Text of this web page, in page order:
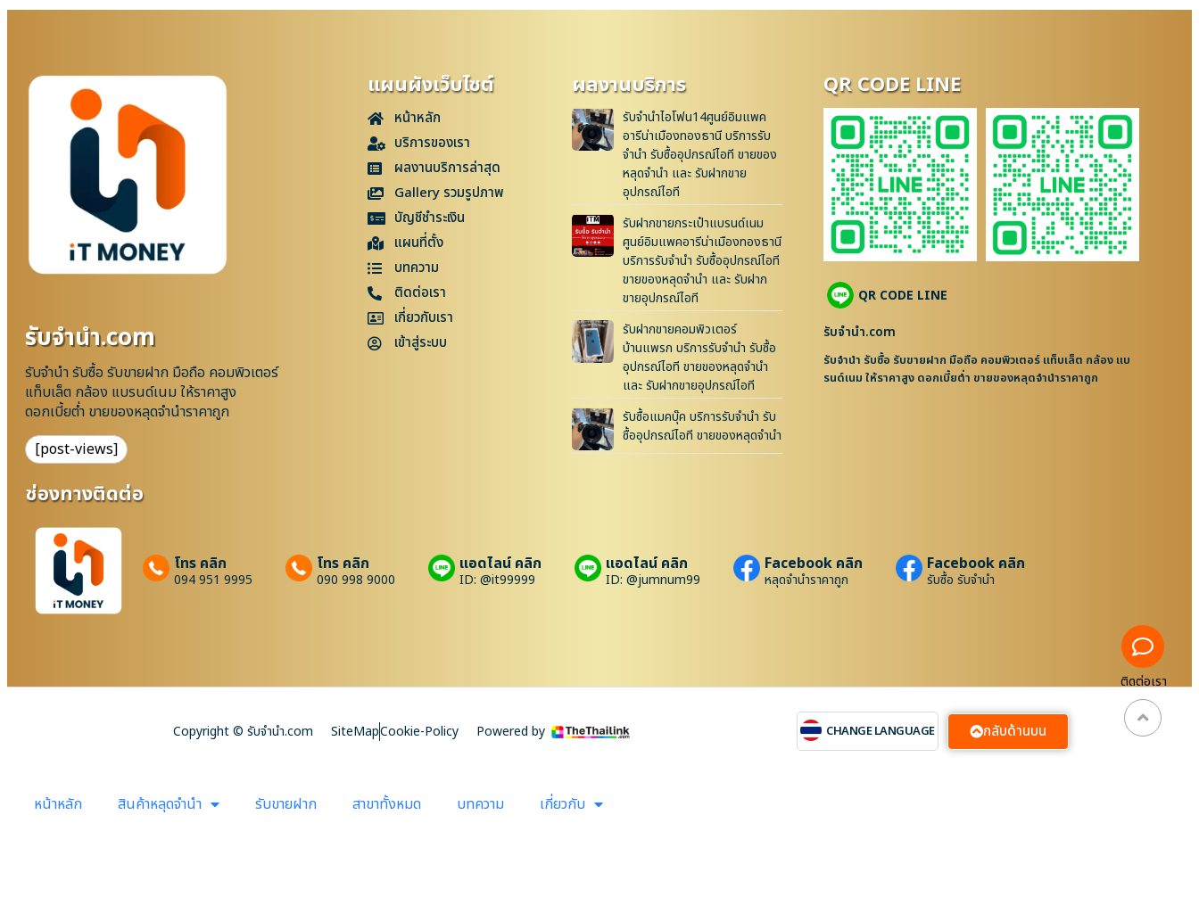
รับจํานํา.com
รับจำนำ รับซื้อ รับขายฝาก มือถือ คอมพิวเตอร์
แท็บเล็ต กล้อง แบรนด์เนม ให้ราคาสูง
ดอกเบี้ยต่ำ ขายของหลุดจำนำราคาถูก
[post-views]
แผนผังเว็บไซต์
หน้าหลัก
บริการของเรา
ผลงานบริการล่าสุด
Gallery รวมรูปภาพ
บัญชีชำระเงิน
แผนที่ตั้ง
บทความ
ติดต่อเรา
เกี่ยวกับเรา
เข้าสู่ระบบ
ผลงานบริการ
รับจำนำไอโฟน14ศูนย์อิมแพค
อารีน่าเมืองทองธานี บริการรับ
จำนำ รับซื้ออุปกรณ์ไอที ขายของ
หลุดจำนำ และ รับฝากขาย
อุปกรณ์ไอที
รับฝากขายกระเป๋าแบรนด์เนม
ศูนย์อิมแพคอารีน่าเมืองทองธานี
บริการรับจำนำ รับซื้ออุปกรณ์ไอที
ขายของหลุดจำนำ และ รับฝาก
ขายอุปกรณ์ไอที
รับฝากขายคอมพิวเตอร์
บ้านแพรก บริการรับจำนำ รับซื้อ
อุปกรณ์ไอที ขายของหลุดจำนำ
และ รับฝากขายอุปกรณ์ไอที
รับซื้อแมคบุ๊ค บริการรับจำนำ รับ
ซื้ออุปกรณ์ไอที ขายของหลุดจำนำ
QR CODE LINE
QR CODE LINE
รับจํานํา.com
รับจำนำ รับซื้อ รับขายฝาก มือถือ คอมพิวเตอร์ แท็บเล็ต กล้อง แบ
รนด์เนม ให้ราคาสูง ดอกเบี้ยต่ำ ขายของหลุดจำนำราคาถูก
ช่องทางติดต่อ
โทร คลิก
094 951 9995
โทร คลิก
090 998 9000
แอดไลน์ คลิก
ID: @it99999
แอดไลน์ คลิก
ID: @jumnum99
Facebook คลิก
หลุดจำนำราคาถูก
Facebook คลิก
รับซื้อ รับจำนำ
Copyright © รับจํานํา.com SiteMapCookie-Policy Powered by CHANGE LANGUAGE กลับด้านบน
ติดต่อเรา
หน้าหลัก สินค้าหลุดจำนำ รับขายฝาก สาขาทั้งหมด บทความ เกี่ยวกับ